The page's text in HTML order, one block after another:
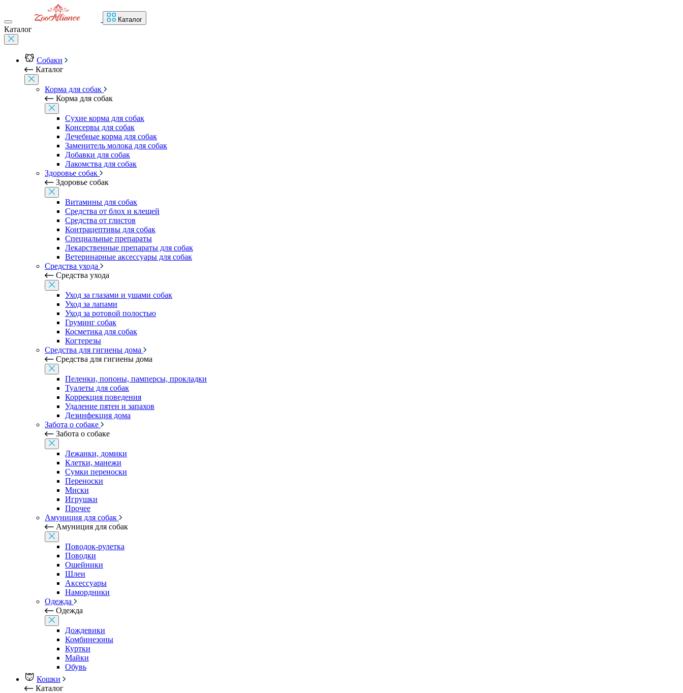
Каталог
Каталог
Собаки
Каталог
Корма для собак
Корма для собак
Сухие корма для собак
Консервы для собак
Лечебные корма для собак
Заменитель молока для собак
Добавки для собак
Лакомства для собак
Здоровье собак
Здоровье собак
Витамины для собак
Средства от блох и клещей
Средства от глистов
Контрацептивы для собак
Специальные препараты
Лекарственные препараты для собак
Ветеринарные аксессуары для собак
Средства ухода
Средства ухода
Уход за глазами и ушами собак
Уход за лапами
Уход за ротовой полостью
Груминг собак
Косметика для собак
Когтерезы
Средства для гигиены дома
Средства для гигиены дома
Пеленки, попоны, памперсы, прокладки
Туалеты для собак
Коррекция поведения
Удаление пятен и запахов
Дезинфекция дома
Забота о собаке
Забота о собаке
Лежанки, домики
Клетки, манежи
Сумки переноски
Переноски
Миски
Игрушки
Прочее
Амуниция для собак
Амуниция для собак
Поводок-рулетка
Поводки
Ошейники
Шлеи
Аксессуары
Намордники
Одежда
Одежда
Дождевики
Комбинезоны
Куртки
Майки
Обувь
Кошки
Каталог